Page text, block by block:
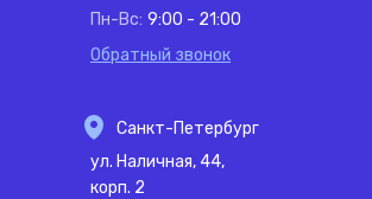
Пн-Вс: 9:00 - 21:00
Обратный звонок
Санкт-Петербург
ул. Наличная, 44,
корп. 2